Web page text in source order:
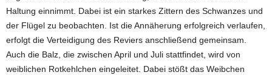
Haltung einnimmt. Dabei ist ein starkes Zittern des Schwanzes und
der Flügel zu beobachten. Ist die Annäherung erfolgreich verlaufen,
erfolgt die Verteidigung des Reviers anschließend gemeinsam.
Auch die Balz, die zwischen April und Juli stattfindet, wird von
weiblichen Rotkehlchen eingeleitet. Dabei stößt das Weibchen